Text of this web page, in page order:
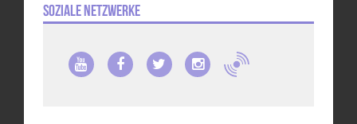
Soziale Netzwerke